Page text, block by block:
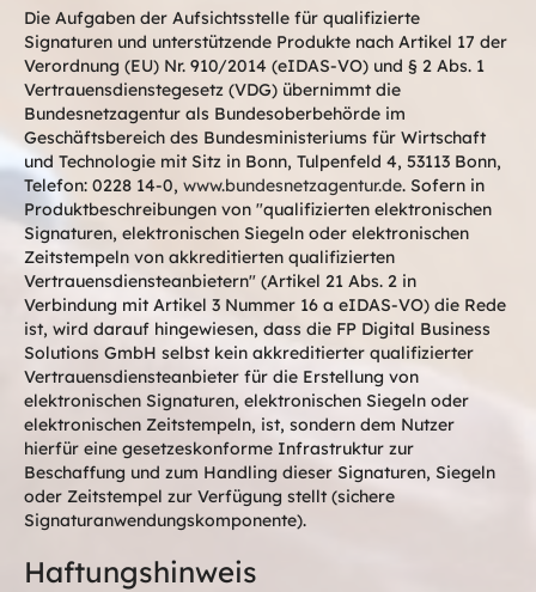
Die Aufgaben der Aufsichtsstelle für qualifizierte
Signaturen und unterstützende Produkte nach Artikel 17 der
Verordnung (EU) Nr. 910/2014 (eIDAS-VO) und § 2 Abs. 1
Vertrauensdienstegesetz (VDG) übernimmt die
Bundesnetzagentur als Bundesoberbehörde im
Geschäftsbereich des Bundesministeriums für Wirtschaft
und Technologie mit Sitz in Bonn, Tulpenfeld 4, 53113 Bonn,
Telefon: 0228 14-0, www.bundesnetzagentur.de. Sofern in
Produktbeschreibungen von "qualifizierten elektronischen
Signaturen, elektronischen Siegeln oder elektronischen
Zeitstempeln von akkreditierten qualifizierten
Vertrauensdiensteanbietern" (Artikel 21 Abs. 2 in
Verbindung mit Artikel 3 Nummer 16 a eIDAS-VO) die Rede
ist, wird darauf hingewiesen, dass die FP Digital Business
Solutions GmbH selbst kein akkreditierter qualifizierter
Vertrauensdiensteanbieter für die Erstellung von
elektronischen Signaturen, elektronischen Siegeln oder
elektronischen Zeitstempeln, ist, sondern dem Nutzer
hierfür eine gesetzeskonforme Infrastruktur zur
Beschaffung und zum Handling dieser Signaturen, Siegeln
oder Zeitstempel zur Verfügung stellt (sichere
Signaturanwendungskomponente).
Haftungshinweis